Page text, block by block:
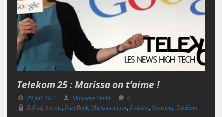
Telekom 25 : Marissa on t’aime !
29 juil 2012 Monsieur Smith
0
BePod, brevets, FaceBook, Marissa mayer, Podcast, Samsung, TeleKom